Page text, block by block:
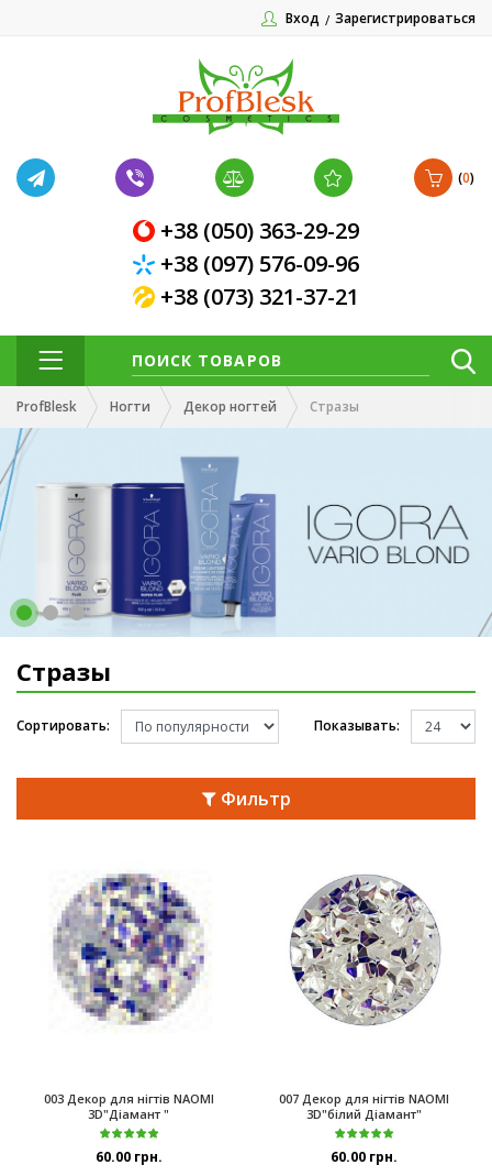
Вход Зарегистрироваться
(0)
+38 (050) 363-29-29
+38 (097) 576-09-96
+38 (073) 321-37-21
ProfBlesk Ногти Декор ногтей Стразы
Стразы
Сортировать: Показывать:
Фильтр
003 Декор для нігтів NAOMI
3D"Діамант "
60.00 грн.
007 Декор для нігтів NAOMI
3D"білий Діамант"
60.00 грн.